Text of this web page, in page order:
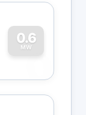
0.6
MW
0